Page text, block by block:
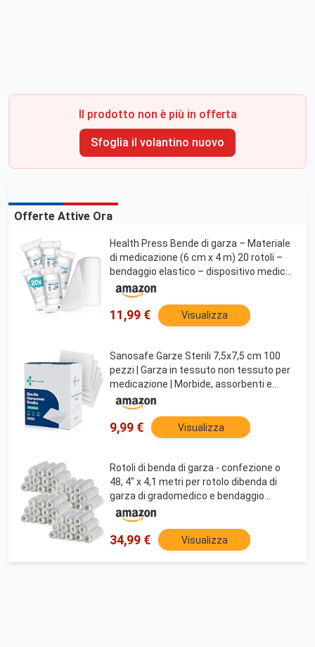
Il prodotto non è più in offerta
Sfoglia il volantino nuovo
Offerte Attive Ora
Health Press Bende di garza – Materiale
di medicazione (6 cm x 4 m) 20 rotoli –
bendaggio elastico – dispositivo medico
– bendaggio di fissaggio
dermatologicamente testato –
bendaggio ideale per primo
11,99 € Visualizza
Sanosafe Garze Sterili 7,5x7,5 cm 100
pezzi | Garza in tessuto non tessuto per
medicazione | Morbide, assorbenti e
senza pelucchi
9,99 € Visualizza
Rotoli di benda di garza - confezione o
48, 4" x 4,1 metri per rotolo dibenda di
garza di gradomedico e bendaggio
estensibilepermedicazione di tutti i tipi di
ferite e kit di pronto soccorso di MEDca.
34,99 € Visualizza